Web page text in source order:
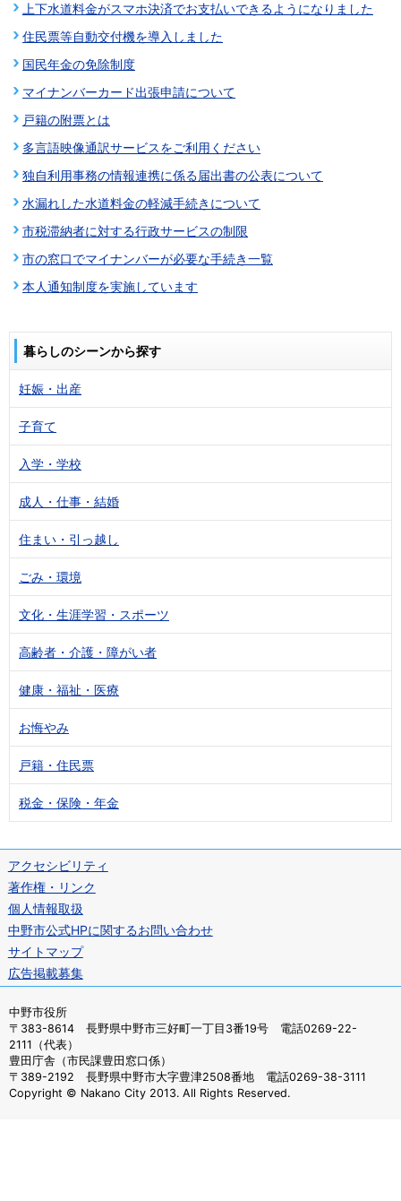
上下水道料金がスマホ決済でお支払いできるようになりました
住民票等自動交付機を導入しました
国民年金の免除制度
マイナンバーカード出張申請について
戸籍の附票とは
多言語映像通訳サービスをご利用ください
独自利用事務の情報連携に係る届出書の公表について
水漏れした水道料金の軽減手続きについて
市税滞納者に対する行政サービスの制限
市の窓口でマイナンバーが必要な手続き一覧
本人通知制度を実施しています
暮らしのシーンから探す
妊娠・出産
子育て
入学・学校
成人・仕事・結婚
住まい・引っ越し
ごみ・環境
文化・生涯学習・スポーツ
高齢者・介護・障がい者
健康・福祉・医療
お悔やみ
戸籍・住民票
税金・保険・年金
アクセシビリティ
著作権・リンク
個人情報取扱
中野市公式HPに関するお問い合わせ
サイトマップ
広告掲載募集
中野市役所
〒383-8614 長野県中野市三好町一丁目3番19号 電話0269-22-
2111（代表）
豊田庁舎（市民課豊田窓口係）
〒389-2192 長野県中野市大字豊津2508番地 電話0269-38-3111
Copyright © Nakano City 2013. All Rights Reserved.